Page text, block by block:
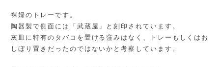
裸婦のトレーです。
陶器製で側面には「武蔵屋」と刻印されています。
灰皿に特有のタバコを置ける窪みはなく、トレーもしくはお
しぼり置きだったのではないかと考察しています。